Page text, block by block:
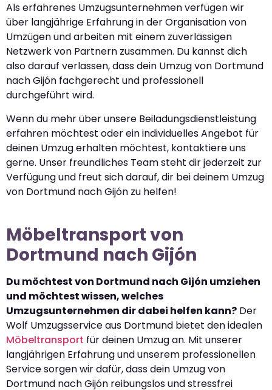
Als erfahrenes Umzugsunternehmen verfügen wir
über langjährige Erfahrung in der Organisation von
Umzügen und arbeiten mit einem zuverlässigen
Netzwerk von Partnern zusammen. Du kannst dich
also darauf verlassen, dass dein Umzug von Dortmund
nach Gijón fachgerecht und professionell
durchgeführt wird.
Wenn du mehr über unsere Beiladungsdienstleistung
erfahren möchtest oder ein individuelles Angebot für
deinen Umzug erhalten möchtest, kontaktiere uns
gerne. Unser freundliches Team steht dir jederzeit zur
Verfügung und freut sich darauf, dir bei deinem Umzug
von Dortmund nach Gijón zu helfen!
Möbeltransport von
Dortmund nach Gijón
Du möchtest von Dortmund nach Gijón umziehen
und möchtest wissen, welches
Umzugsunternehmen dir dabei helfen kann? Der
Wolf Umzugsservice aus Dortmund bietet den idealen
Möbeltransport für deinen Umzug an. Mit unserer
langjährigen Erfahrung und unserem professionellen
Service sorgen wir dafür, dass dein Umzug von
Dortmund nach Gijón reibungslos und stressfrei